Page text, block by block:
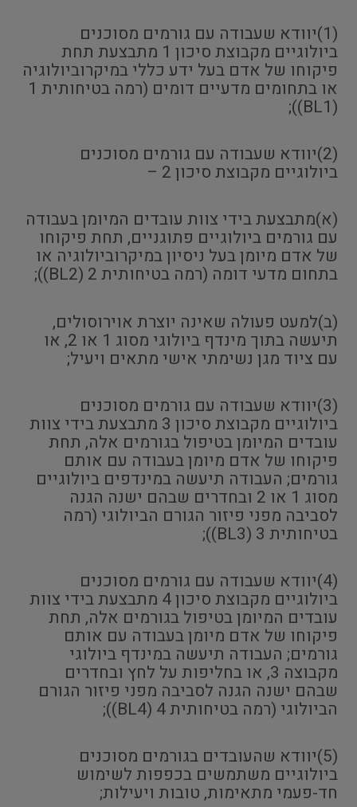
(1)יוודא שעבודה עם גורמים מסוכנים
ביולוגיים מקבוצת סיכון 1 מתבצעת תחת
פיקוחו של אדם בעל ידע כללי במיקרוביולוגיה
או בתחומים מדעיים דומים (רמה בטיחותית 1
(BL1));
(2)יוודא שעבודה עם גורמים מסוכנים
ביולוגיים מקבוצת סיכון 2 –
(א)מתבצעת בידי צוות עובדים המיומן בעבודה
עם גורמים ביולוגיים פתוגניים, תחת פיקוחו
של אדם מיומן בעל ניסיון במיקרוביולוגיה או
בתחום מדעי דומה (רמה בטיחותית 2 (BL2));
(ב)למעט פעולה שאינה יוצרת אוירוסולים,
תיעשה בתוך מינדף ביולוגי מסוג 1 או 2, או
עם ציוד מגן נשימתי אישי מתאים ויעיל;
(3)יוודא שעבודה עם גורמים מסוכנים
ביולוגיים מקבוצת סיכון 3 מתבצעת בידי צוות
עובדים המיומן בטיפול בגורמים אלה, תחת
פיקוחו של אדם מיומן בעבודה עם אותם
גורמים; העבודה תיעשה במינדפים ביולוגיים
מסוג 1 או 2 ובחדרים שבהם ישנה הגנה
לסביבה מפני פיזור הגורם הביולוגי (רמה
בטיחותית 3 (BL3));
(4)יוודא שעבודה עם גורמים מסוכנים
ביולוגיים מקבוצת סיכון 4 מתבצעת בידי צוות
עובדים המיומן בטיפול בגורמים אלה, תחת
פיקוחו של אדם מיומן בעבודה עם אותם
גורמים; העבודה תיעשה במינדף ביולוגי
מקבוצה 3, או בחליפות על לחץ ובחדרים
שבהם ישנה הגנה לסביבה מפני פיזור הגורם
הביולוגי (רמה בטיחותית 4 (BL4));
(5)יוודא שהעובדים בגורמים מסוכנים
ביולוגיים משתמשים בכפפות לשימוש
חד-פעמי מתאימות, טובות ויעילות;